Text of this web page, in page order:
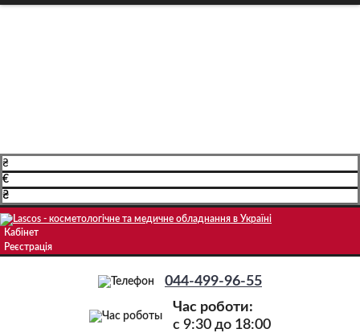
₴
€
₴
Кабінет
Реєстрація
044-499-96-55
Час роботи:
c 9:30 до 18:00